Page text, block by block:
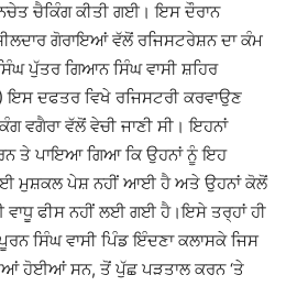
ਚੈਕਿੰਗ ਕੀਤੀ ਗਈ। ਇਸ ਦੌਰਾਨ
ਗੋਰਾਇਆਂ ਵੱਲੋਂ ਰਜਿਸਟਰੇਸ਼ਨ ਦਾ ਕੰਮ
ਪੁੱਤਰ ਗਿਆਨ ਸਿੰਘ ਵਾਸੀ ਸ਼ਹਿਰ
ਦਫਤਰ ਵਿਖੇ ਰਜਿਸਟਰੀ ਕਰਵਾਉਣ
ਵੱਲੋਂ ਵੇਚੀ ਜਾਣੀ ਸੀ। ਇਹਨਾਂ
ਤੇ ਪਾਇਆ ਗਿਆ ਕਿ ਉਹਨਾਂ ਨੂੰ ਇਹ
ਮੁਸ਼ਕਲ ਪੇਸ਼ ਨਹੀਂ ਆਈ ਹੈ ਅਤੇ ਉਹਨਾਂ ਕੋਲੋਂ
ਵਾਧੂ ਫੀਸ ਨਹੀਂ ਲਈ ਗਈ ਹੈ।ਇਸੇ ਤਰ੍ਹਾਂ ਹੀ
ਸਿੰਘ ਵਾਸੀ ਪਿੰਡ ਇੰਦਣਾ ਕਲਾਸਕੇ ਜਿਸ
ਹੋਈਆਂ ਸਨ, ਤੋਂ ਪੁੱਛ ਪੜਤਾਲ ਕਰਨ ‘ਤੇ